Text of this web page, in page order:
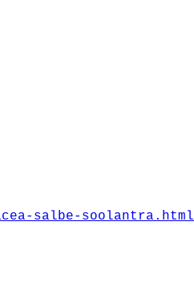
salbe-soolantra.html